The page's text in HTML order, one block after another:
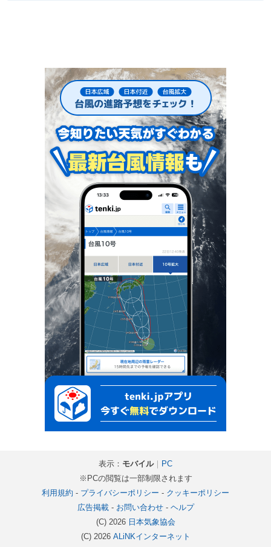
表示： モバイル｜
PC
※PCの閲覧は一部制限されます
利用規約 - プライバシーポリシー - クッキーポリシー
広告掲載- お問い合わせ- ヘルプ
(C) 2026 日本気象協会
(C) 2026 ALiNKインターネット